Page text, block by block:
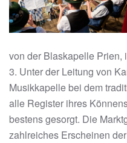
von der Blaskapelle Prien,
3. Unter der Leitung von
Musikkapelle bei dem
alle Register ihres
bestens gesorgt. Die
zahlreiches Erscheinen